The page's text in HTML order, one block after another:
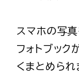
スマホの写
フォトブック
くまとめられ